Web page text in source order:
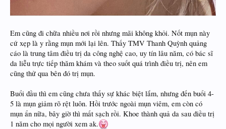
Em cũng đi chữa nhiều nơi rồi nhưng mãi không khỏi. Nốt mụn này
cứ xẹp là y rằng mụn mới lại lên. Thấy TMV Thanh Quỳnh quảng
cáo là trung tâm điều trị da công nghệ cao, uy tín lâu năm, có bác sĩ
da liễu trực tiếp thăm khám và theo suốt quá trình điều trị, nên em
cũng thử qua bên đó trị mụn.
Buổi đầu thì em cũng chưa thấy sự khác biệt lắm, nhưng đến buổi 4-
5 là mụn giảm rõ rệt luôn. Hồi trước ngoài mụn viêm, em còn có
mụn ẩn nữa, bây giờ thì mất sạch rồi. Khoe thành quả da sau điều trị
1 năm cho mọi người xem ak.